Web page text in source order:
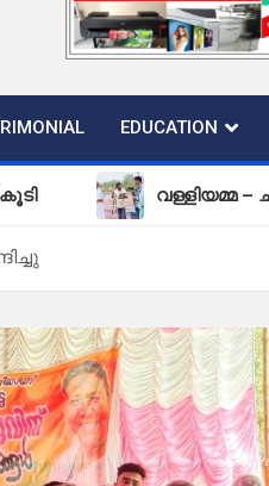
EDUCATION
വള്ളിയമ്മ –